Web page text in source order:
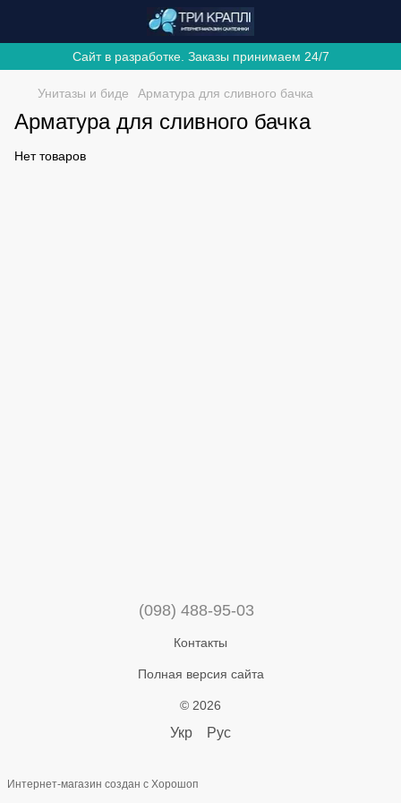
Сайт в разработке. Заказы принимаем 24/7
Унитазы и биде Арматура для сливного бачка
Арматура для сливного бачка
Нет товаров
(098) 488-95-03
Контакты
Полная версия сайта
© 2026
Укр Рус
Интернет-магазин создан с Хорошоп